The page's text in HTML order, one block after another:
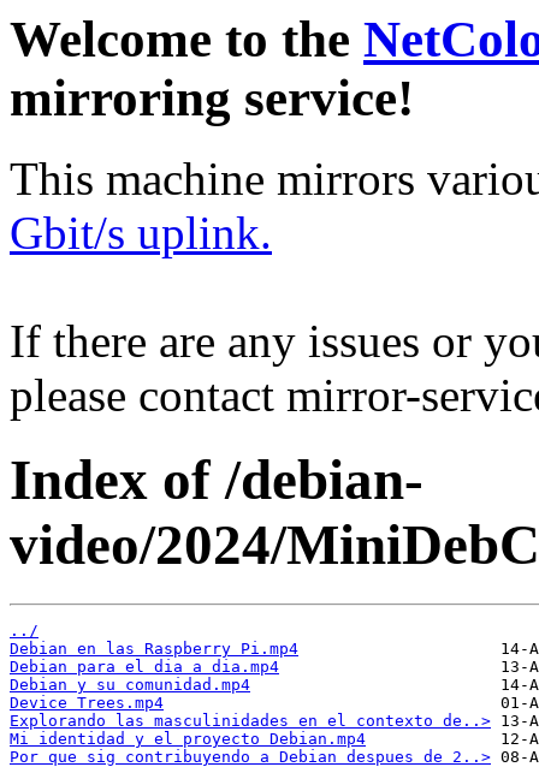
Welcome to the
mirroring service!
This machine mirrors
Gbit/s uplink.
If there are any issues or
please contact mirror-
Index of /debian-
video/2024/
../
Debian en las Raspberry Pi.mp4
Debian para el dia a dia.mp4
Debian y su comunidad.mp4
Device Trees.mp4
Explorando las masculinidades en el contexto de..>
Mi identidad y el proyecto Debian.mp4
Por que sig contribuyendo a Debian despues de 2..>